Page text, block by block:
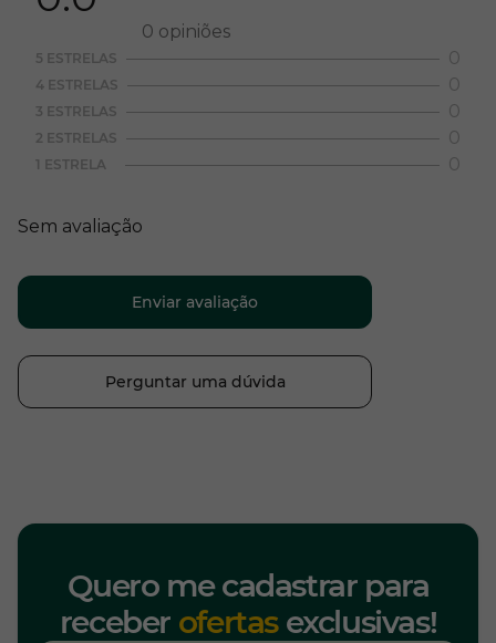
0 opiniões
5 ESTRELAS 0
4 ESTRELAS 0
3 ESTRELAS 0
2 ESTRELAS 0
1 ESTRELA 0
Sem avaliação
Enviar avaliação
Perguntar uma dúvida
Quero me cadastrar para
receber ofertasexclusivas!